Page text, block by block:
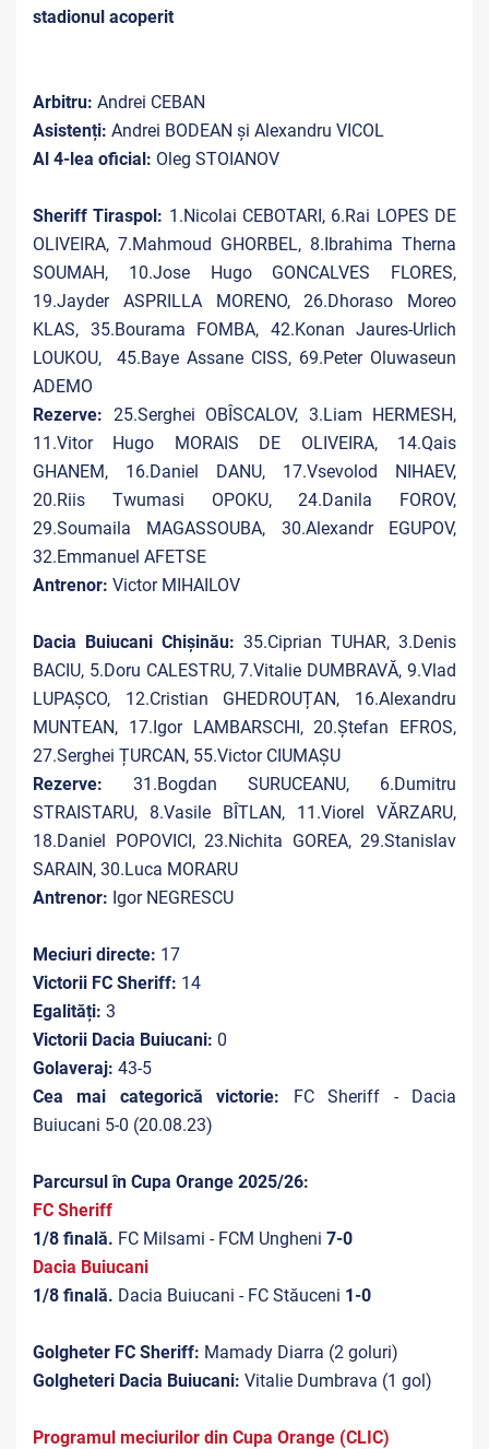
stadionul acoperit
Arbitru: Andrei CEBAN
Asistenți: Andrei BODEAN și Alexandru VICOL
Al 4-lea oficial: Oleg STOIANOV
Sheriff Tiraspol: 1.Nicolai CEBOTARI, 6.Rai LOPES DE
OLIVEIRA, 7.Mahmoud GHORBEL, 8.Ibrahima Therna
SOUMAH, 10.Jose Hugo GONCALVES FLORES,
19.Jayder ASPRILLA MORENO, 26.Dhoraso Moreo
KLAS, 35.Bourama FOMBA, 42.Konan Jaures-Urlich
LOUKOU,
45.Baye Assane CISS, 69.Peter Oluwaseun
ADEMO
Rezerve: 25.Serghei OBÎSCALOV, 3.Liam HERMESH,
11.Vitor Hugo MORAIS DE OLIVEIRA, 14.Qais
GHANEM, 16.Daniel DANU, 17.Vsevolod NIHAEV,
20.Riis Twumasi OPOKU, 24.Danila FOROV,
29.Soumaila MAGASSOUBA, 30.Alexandr EGUPOV,
32.Emmanuel AFETSE
Antrenor: Victor MIHAILOV
Dacia Buiucani Chișinău: 35.Ciprian TUHAR, 3.Denis
BACIU, 5.Doru CALESTRU, 7.Vitalie DUMBRAVĂ, 9.Vlad
LUPAȘCO, 12.Cristian GHEDROUȚAN, 16.Alexandru
MUNTEAN, 17.Igor LAMBARSCHI, 20.Ștefan EFROS,
27.Serghei ȚURCAN, 55.Victor CIUMAȘU
Rezerve: 31.Bogdan SURUCEANU, 6.Dumitru
STRAISTARU, 8.Vasile BÎTLAN, 11.Viorel VĂRZARU,
18.Daniel POPOVICI, 23.Nichita GOREA, 29.Stanislav
SARAIN, 30.Luca MORARU
Antrenor: Igor NEGRESCU
Meciuri directe: 17
Victorii FC Sheriff: 14
Egalități: 3
Victorii Dacia Buiucani: 0
Golaveraj: 43-5
Cea mai categorică victorie:
FC Sheriff - Dacia
Buiucani 5-0 (20.08.23)
Parcursul în Cupa Orange 2025/26:
FC Sheriff
1/8 finală. FC Milsami - FCM Ungheni 7-0
Dacia Buiucani
1/8 finală. Dacia Buiucani - FC Stăuceni 1-0
Golgheter FC Sheriff: Mamady Diarra (2 goluri)
Golgheteri Dacia Buiucani: Vitalie Dumbrava (1 gol)
Programul meciurilor din Cupa Orange (CLIC)